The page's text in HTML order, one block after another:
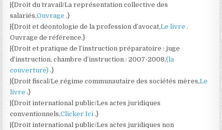
|{Droit du travail/La représentation collective des
salariés,Ouvrage .}
|{Droit et déontologie de la profession d’avocat,Le livre .
Ouvrage de référence.}
|{Droit et pratique de l’instruction préparatoire : juge
d’instruction, chambre d’instruction : 2007-2008,(la
couverture) .}
|{Droit fiscal/Le régime communautaire des sociétés mères,Le
livre .}
|{Droit international public/Les actes juridiques
conventionnels,Clicker Ici .}
|{Droit international public/Les actes juridiques non